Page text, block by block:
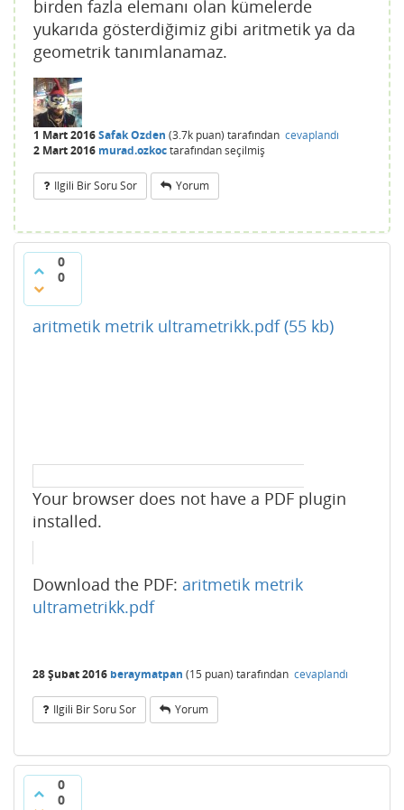
birden fazla elemanı olan kümelerde
yukarıda gösterdiğimiz gibi aritmetik ya da
geometrik tanımlanamaz.
1 Mart 2016Safak Ozden (3.7k puan) tarafından cevaplandı
2 Mart 2016 murad.ozkoctarafındanseçilmiş
Ilgili Bir Soru Sor Yorum
0
0
aritmetik metrik ultrametrikk.pdf (55 kb)
Your browser does not have a PDF plugin
installed.
Download the PDF: aritmetik metrik
ultrametrikk.pdf
28 Şubat 2016 beraymatpan (15 puan) tarafından cevaplandı
Ilgili Bir Soru Sor Yorum
0
0